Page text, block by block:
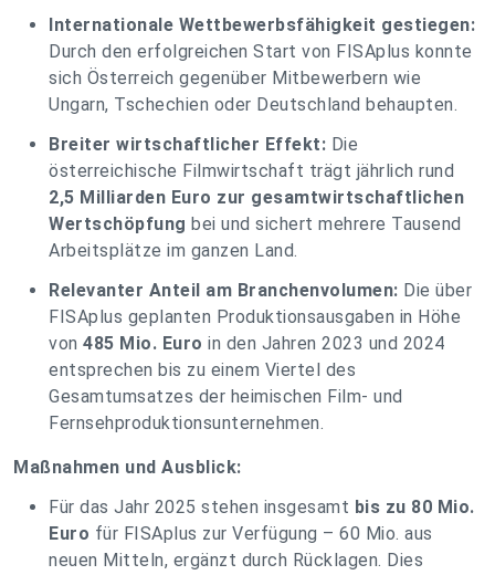
Internationale Wettbewerbsfähigkeit gestiegen:
Durch den erfolgreichen Start von FISAplus konnte
sich Österreich gegenüber Mitbewerbern wie
Ungarn, Tschechien oder Deutschland behaupten.
Breiter wirtschaftlicher Effekt: Die
österreichische Filmwirtschaft trägt jährlich rund
2,5 Milliarden Euro zur gesamtwirtschaftlichen
Wertschöpfung bei und sichert mehrere Tausend
Arbeitsplätze im ganzen Land.
Relevanter Anteil am Branchenvolumen: Die über
FISAplus geplanten Produktionsausgaben in Höhe
von 485 Mio. Euro in den Jahren 2023 und 2024
entsprechen bis zu einem Viertel des
Gesamtumsatzes der heimischen Film- und
Fernsehproduktionsunternehmen.
Maßnahmen und Ausblick:
Für das Jahr 2025 stehen insgesamt bis zu 80 Mio.
Euro für FISAplus zur Verfügung – 60 Mio. aus
neuen Mitteln, ergänzt durch Rücklagen. Dies